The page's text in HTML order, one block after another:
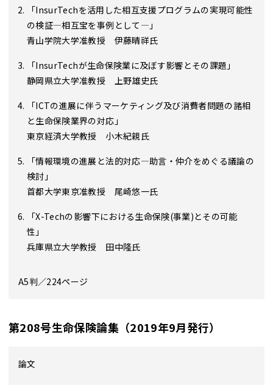
「InsurTechを活用した相互支援プログラムの実現可能性
の検証―相互宝を事例として―」
青山学院大学准教授 伊藤晴祥氏
「InsurTechが生命保険業に及ぼす影響とその課題」
静岡県立大学准教授 上野雄史氏
「ICTの進展に伴うマーケティング及び消費者問題の諸相
と生命保険業界の対応」
東京経済大学教授 小木紀親氏
「情報環境の進展と法的対応―助言・仲介をめぐる議論の
検討」
首都大学東京准教授 尾崎悠一氏
「X-Techの影響下における生命保険(事業)とその可能
性」
兵庫県立大学教授 田中隆氏
A5判／224ページ
第208号生命保険論集（2019年9月発行）
論文